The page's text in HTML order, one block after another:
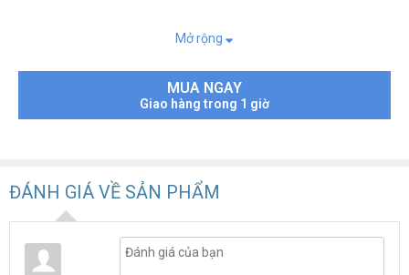
Rơ le máy rửa xe cao áp
Với máy rửa xe dây đai, role được sử dụng cho tất cả model máy,
rất dễ lắp đặt , sử dụng thay thế
Mở rộng
MUA NGAY
Giao hàng trong 1 giờ
ĐÁNH GIÁ VỀ SẢN PHẨM